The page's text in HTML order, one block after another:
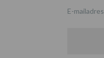
E-mailadres